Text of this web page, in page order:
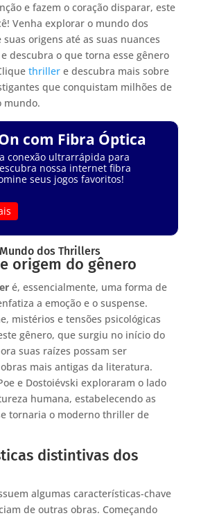
e fazem o coração disparar, este
Venha explorar o mundo dos
origens até as suas nuances
descubra o que torna esse gênero
thrillere descubra mais sobre
que conquistam milhões de
mundo.
com Fibra Óptica
conexão ultrarrápida para
nossa internet fibra
seus jogos favoritos!
dos Thrillers
origem do gênero
é, essencialmente, uma forma de
a emoção e o suspense.
mistérios e tensões psicológicas
gênero, que surgiu no início do
suas raízes possam ser
mais antigas da literatura.
e Dostoiévski exploraram o lado
humana, estabelecendo as
tornaria o moderno thriller de
distintivas dos
algumas características-chave
de outras obras. Começando